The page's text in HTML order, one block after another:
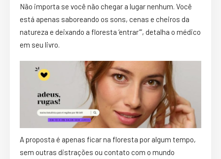
Não importa se você não chegar a lugar nenhum. Você
está apenas saboreando os sons, cenas e cheiros da
natureza e deixando a floresta ‘entrar’”, detalha o médico
em seu livro.
A proposta é apenas ficar na floresta por algum tempo,
sem outras distrações ou contato com o mundo